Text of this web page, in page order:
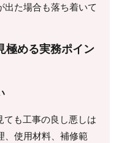
出た場合も落ち着いて
極める実務ポイン
ても工事の良し悪しは
、使用材料、補修範